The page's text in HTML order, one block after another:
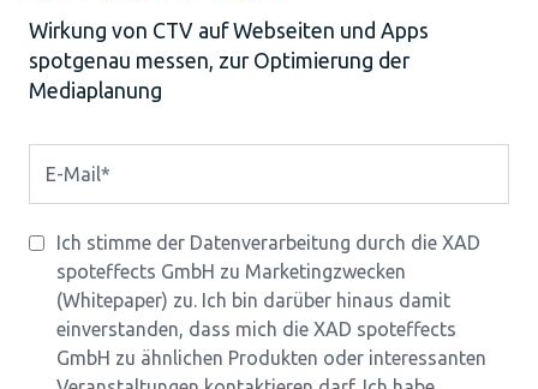
Wirkung von CTV auf Webseiten und Apps
spotgenau messen, zur Optimierung der
Mediaplanung
Ich stimme der Datenverarbeitung durch die XAD
spoteffects GmbH zu Marketingzwecken
(Whitepaper) zu. Ich bin darüber hinaus damit
einverstanden, dass mich die XAD spoteffects
GmbH zu ähnlichen Produkten oder interessanten